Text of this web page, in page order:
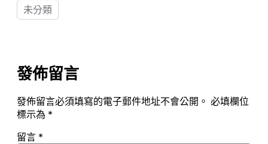
未分類
發佈留言
發佈留言必須填寫的電子郵件地址不會公開。 必填欄位
標示為 *
留言 *